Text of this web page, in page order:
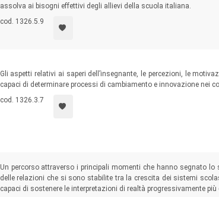
assolva ai bisogni effettivi degli allievi della scuola italiana.
cod. 1326.5.9
Gli aspetti relativi ai saperi dell’insegnante, le percezioni, le
capaci di determinare processi di cambiamento e innovazione nei
cod. 1326.3.7
Un percorso attraverso i principali momenti che hanno segnato
delle relazioni che si sono stabilite tra la crescita dei sistemi
capaci di sostenere le interpretazioni di realtà progressivamente più